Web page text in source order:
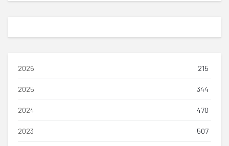
2026 215
2025 344
2024 470
2023 507